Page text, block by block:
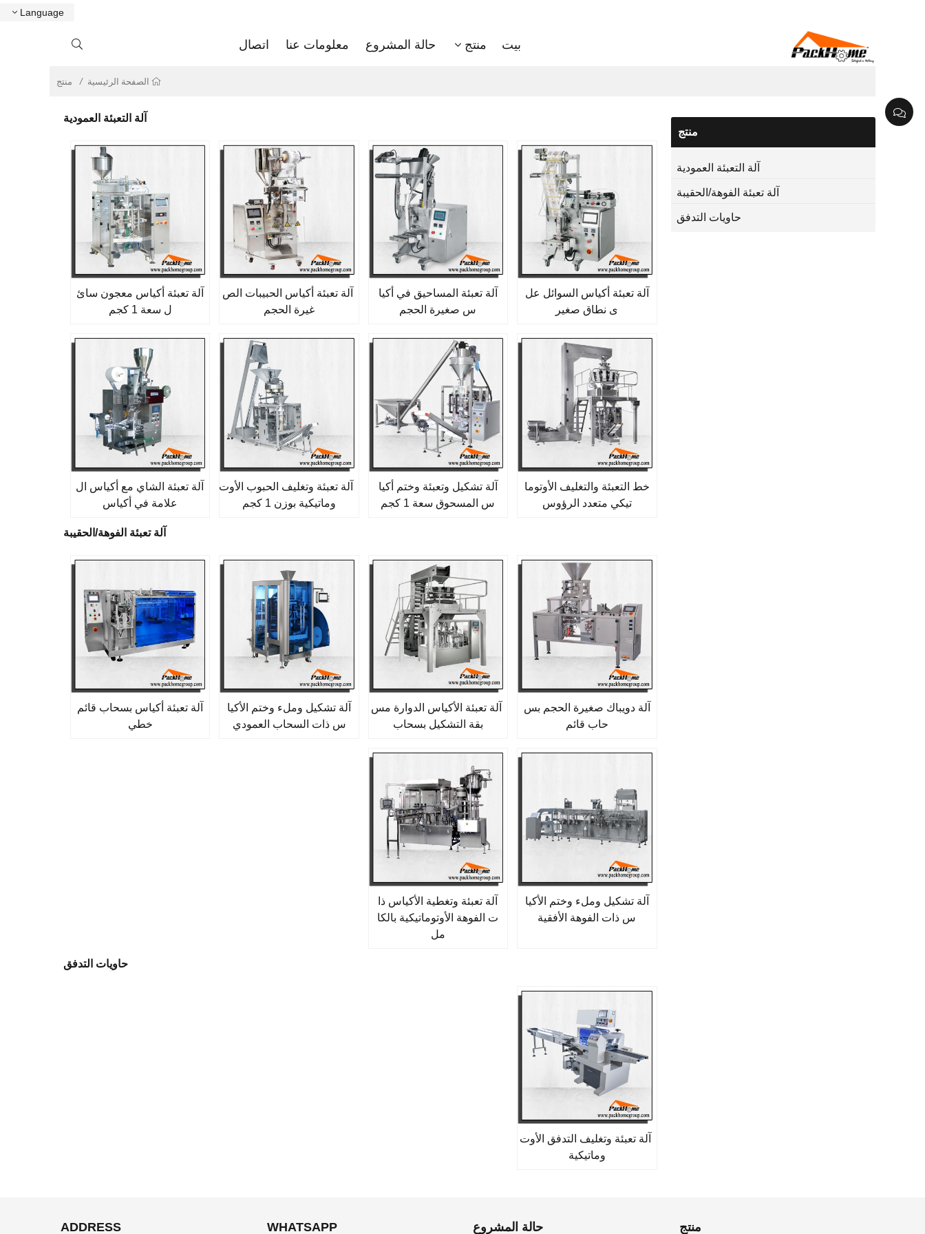
Language
بيت منتج حالة المشروع معلومات عنا اتصال 
الصفحة الرئيسية منتج
منتج
آلة التعبئة العمودية
آلة تعبئة الفوهة/الحقيبة
حاويات التدفق
آلة التعبئة العمودية
آلة تعبئة أكياس السوائل عل
ى نطاق صغير
آلة تعبئة المساحيق في أكيا
س صغيرة الحجم
آلة تعبئة أكياس الحبيبات الص
غيرة الحجم
آلة تعبئة أكياس معجون سائ
ل سعة 1 كجم
خط التعبئة والتغليف الأوتوما
تيكي متعدد الرؤوس
آلة تشكيل وتعبئة وختم أكيا
س المسحوق سعة 1 كجم
آلة تعبئة وتغليف الحبوب الأوت
وماتيكية بوزن 1 كجم
آلة تعبئة الشاي مع أكياس ال
علامة في أكياس
آلة تعبئة الفوهة/الحقيبة
آلة دويباك صغيرة الحجم بس
حاب قائم
آلة تعبئة الأكياس الدوارة مس
بقة التشكيل بسحاب
آلة تشكيل وملء وختم الأكيا
س ذات السحاب العمودي
آلة تعبئة أكياس بسحاب قائم
خطي
آلة تشكيل وملء وختم الأكيا
س ذات الفوهة الأفقية
آلة تعبئة وتغطية الأكياس ذا
ت الفوهة الأوتوماتيكية بالكا
مل
حاويات التدفق
آلة تعبئة وتغليف التدفق الأوت
وماتيكية
منتج حالة المشروع WHATSAPP
ADDRESS